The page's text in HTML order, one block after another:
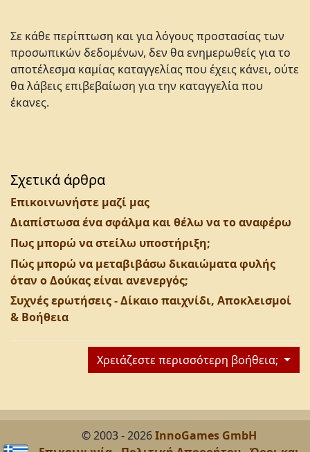
Σε κάθε περίπτωση και για λόγους προστασίας των
προσωπικών δεδομένων, δεν θα ενημερωθείς για το
αποτέλεσμα καμίας καταγγελίας που έχεις κάνει, ούτε
θα λάβεις επιβεβαίωση για την καταγγελία που
έκανες.
Σχετικά άρθρα
Επικοινωνήστε μαζί μας
Διαπίστωσα ένα σφάλμα και θέλω να το αναφέρω
Πως μπορώ να στείλω υποστήριξη;
Πώς μπορώ να μεταβιβάσω δικαιώματα φυλής
όταν ο Δούκας είναι ανενεργός;
Συχνές ερωτήσεις - Δίκαιο παιχνίδι, Αποκλεισμοί
& Βοήθεια
Χρειάζεστε περισσότερη βοήθεια;
© 2003 - 2026InnoGames GmbH